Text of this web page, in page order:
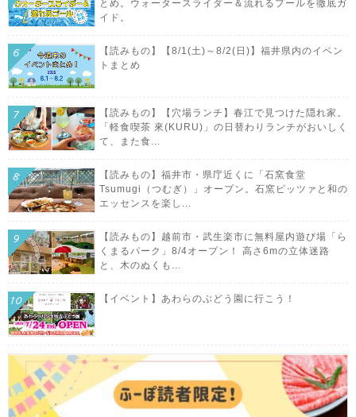
とめ。ウォータースライダー＆流れるプールを徹底ガ
イド。
【読みもの】【8/1(土)～8/2(日)】福井県内のイベン
トまとめ
【読みもの】【穴場ランチ】春江で見つけた隠れ家。
「軽食喫茶 來(KURU)」の日替わりランチがおいしく
て、また食...
【読みもの】福井市・県庁近くに「石窯食堂
Tsumugi（つむぎ）」オープン。石窯ピッツァと和の
エッセンスを楽し...
【読みもの】越前市・武生楽市に無料屋内遊び場「ら
くまるパーク」8/4オープン！ 高さ6mの立体迷路
と、木のぬくも...
【イベント】あわらのぶどう園に行こう！